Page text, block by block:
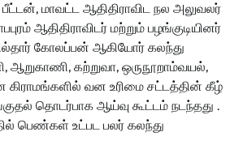
மாவட்ட ஆதிதிராவிட நல அலுவலர்
ஆதிதிராவிடர் மற்றும் பழங்குடியினர்
கோலப்பன் ஆகியோர் கலந்து
கற்றுவா, ஒருநூறாம்வயல்,
கிராமங்களில் வன உரிமை சட்டத்தின் கீழ்
தொடர்பாக ஆய்வு கூட்டம் நடந்தது .
பெண்கள் உட்பட பலர் கலந்து